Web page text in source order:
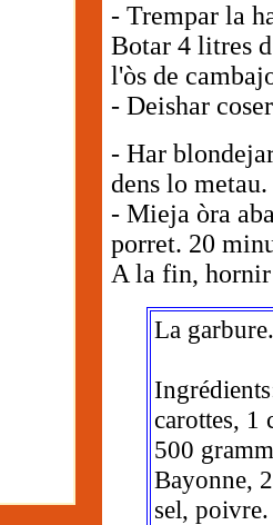
- Trempar la
Botar 4 litres
l'òs de
- Deishar
- Har
dens lo metau.
- Mieja òra
porret. 20
A la fin, hornir
La garbure.
carottes, 1
500
Bayonne,
sel, poivre.